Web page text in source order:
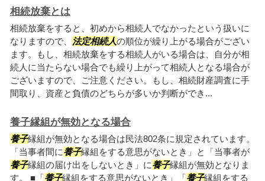
相続放棄とは
相続放棄をすると、初めから相続人でなかったという扱いに
なりますので、
法定相続人の順位が繰り上がる場合がござい
ます。もし、相続放棄をする相続人がいる場合は、自分が相
続人に当たらない場合でも繰り上がって相続人となる場合が
ございますので、ご注意ください。もし、相続財産調査に手
間取り、資産と負債のどちらが多いか判断ができ...
養子縁組が無効となる場合
養子縁組が無効となる場合は民法802条に規定されています。
「当事者間に養子縁組をする意思がないとき」と「当事者が
養子縁組の届け出をしないとき」に養子縁組が無効となりま
す。 ■「養子縁組をする意思がないとき」「養子縁組をする